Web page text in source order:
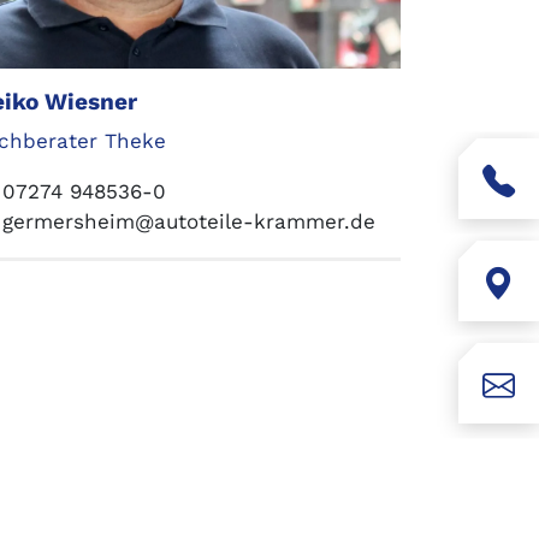
Wiesner
Theke
07274 948536-0
germersheim@autoteile-krammer.de